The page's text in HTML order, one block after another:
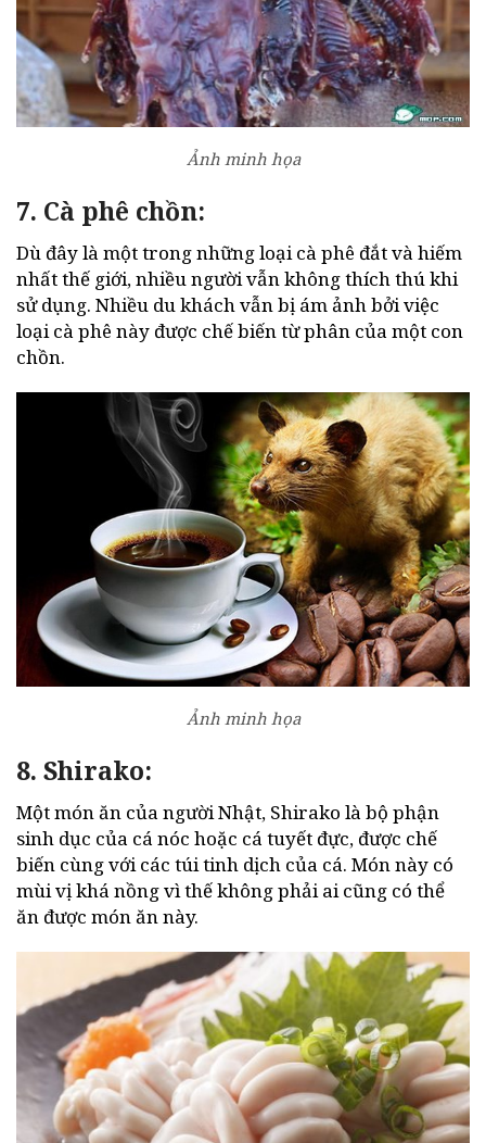
Ảnh minh họa
7. Cà phê chồn:
Dù đây là một trong những loại cà phê đắt và hiếm
nhất thế giới, nhiều người vẫn không thích thú khi
sử dụng. Nhiều du khách vẫn bị ám ảnh bởi việc
loại cà phê này được chế biến từ phân của một con
chồn.
Ảnh minh họa
8. Shirako:
Một món ăn của người Nhật, Shirako là bộ phận
sinh dục của cá nóc hoặc cá tuyết đực, được chế
biến cùng với các túi tinh dịch của cá. Món này có
mùi vị khá nồng vì thế không phải ai cũng có thể
ăn được món ăn này.